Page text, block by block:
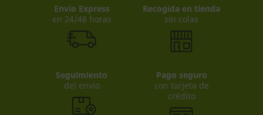
Envio Express
en 24/48 horas
Recogida en tienda
sin colas
Seguimiento
del envío
Pago seguro
con tarjeta de
crédito